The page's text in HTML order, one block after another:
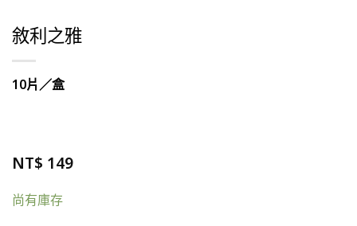
敘利之雅
10片／盒
NT$ 149
尚有庫存